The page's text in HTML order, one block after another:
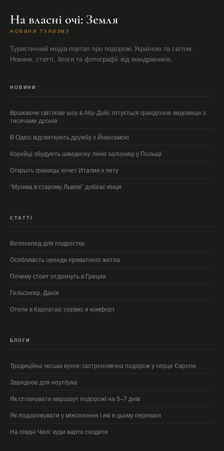
На власні очі: Земля
НОВИНИ ТУРИЗМУ
Туристичний медіа-портал про подорожі Україною та світом.
Новини, статті, блоги та фотографії від мандрівників.
НОВИНИ
Вражаюче світлове шоу в Абу-Дабі: готується грандіозне видовище з
тисячами дронів
В Одесі відсвяткують дружбу з Йокогамою
Корейці збудують швидкісну лінію залізниці у Польщі
Открыть границы хочет Италия к лету
“Музика в старому Львові” добігає кінця
СТАТТІ
Велосипед для подростка
Особливість оренди приватного житла
Почему стоит отдохнуть в Греции
Гельсінгер, Данія
Отели в Карпатах: сервис и комфорт
БЛОГИ
Традиційна чеська кухня: гастрономічна подорож у серце Європи
Зарядное для ноутбука
Як спланувати маршрут подорожі на 5–7 днів
Як подорожувати у міжсезоння і які в цьому переваги
На півдні Чилі: куди варто сходити